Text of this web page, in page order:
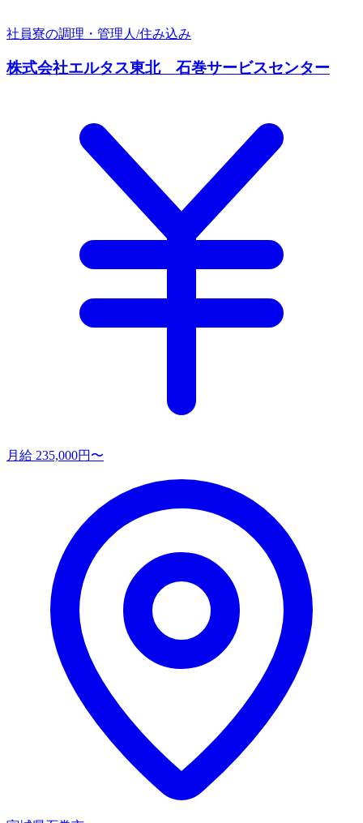
社員寮の調理・管理人/住み込み
株式会社エルタス東北 石巻サービスセンター
月給 235,000円〜